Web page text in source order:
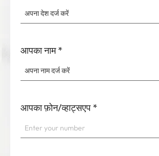
आपका नाम *
आपका फ़ोन/व्हाट्सएप *